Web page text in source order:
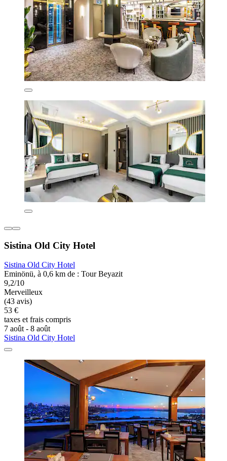
Sistina Old City Hotel
Sistina Old City Hotel
Eminönü, à 0,6 km de : Tour Beyazit
9,2/10
Merveilleux
(43 avis)
53 €
taxes et frais compris
7 août - 8 août
Sistina Old City Hotel